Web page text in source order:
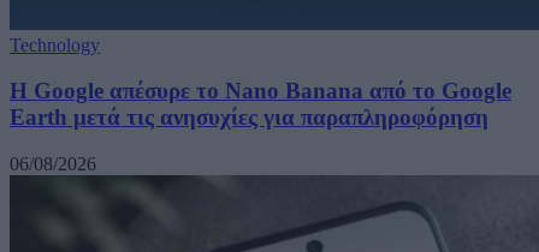
Technology
Η Google απέσυρε το Nano Banana από το Google
Earth μετά τις ανησυχίες για παραπληροφόρηση
06/08/2026